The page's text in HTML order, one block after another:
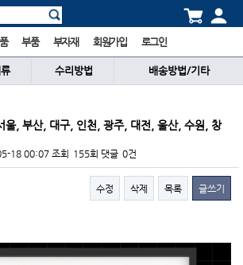
부품 부자재 회원가입 로그인
수리방법 배송방법/기타
울, 부산, 대구, 인천, 광주, 대전, 울산, 수원, 창
18 00:07 조회 155회 댓글 0건
수정 삭제 목록 글쓰기